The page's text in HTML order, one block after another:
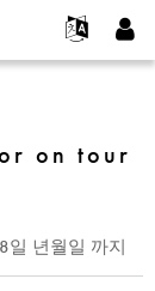
on tour
일 년월일 까지